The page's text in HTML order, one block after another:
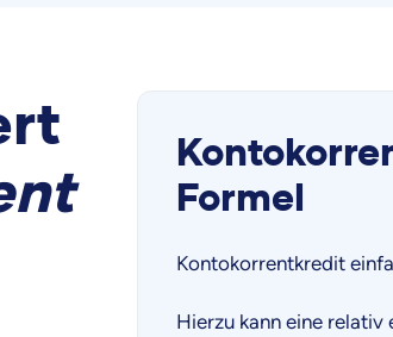
Formel
Kontokorrentkredit
Hierzu kann eine